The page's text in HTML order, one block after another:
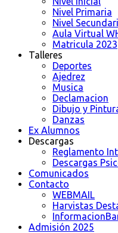
Nivel Primaria
Nivel
Aula Virtual
Matricula 2023
Talleres
Deportes
Ajedrez
Musica
Declamacion
Dibujo y
Danzas
Ex Alumnos
Descargas
Reglamento
Descargas
Comunicados
Contacto
WEBMAIL
Harvistas
Admisión 2025